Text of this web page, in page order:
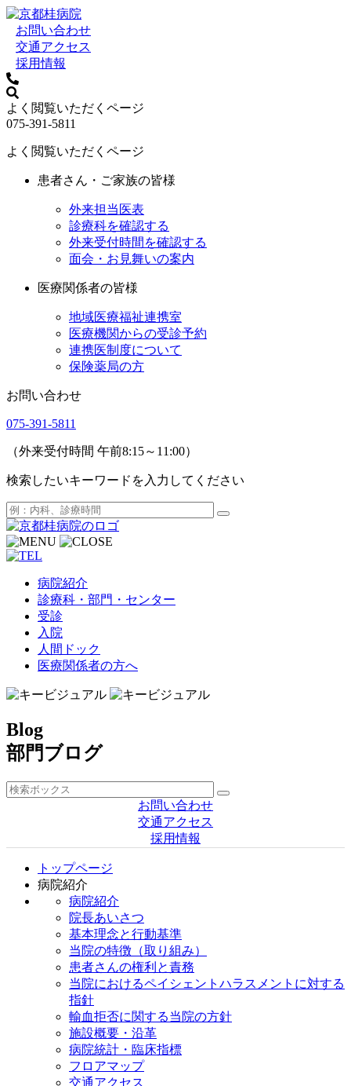
お問い合わせ
交通アクセス
採用情報
よく閲覧いただくページ
075-391-5811
よく閲覧いただくページ
患者さん・ご家族の皆様
外来担当医表
診療科を確認する
外来受付時間を確認する
面会・お見舞いの案内
医療関係者の皆様
地域医療福祉連携室
医療機関からの受診予約
連携医制度について
保険薬局の方
お問い合わせ
075-391-5811
（外来受付時間 午前8:15～11:00）
検索したいキーワードを入力してください
病院紹介
診療科・部門・センター
受診
入院
人間ドック
医療関係者の方へ
Blog
部門ブログ
お問い合わせ
交通アクセス
採用情報
トップページ
病院紹介
病院紹介
院長あいさつ
基本理念と行動基準
当院の特徴（取り組み）
患者さんの権利と責務
当院におけるペイシェントハラスメントに対する
指針
輸血拒否に関する当院の方針
施設概要・沿革
病院統計・臨床指標
フロアマップ
交通アクセス